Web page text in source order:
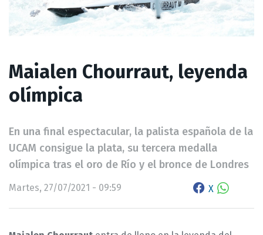
Maialen Chourraut, leyenda
olímpica
En una final espectacular, la palista española de la
UCAM consigue la plata, su tercera medalla
olímpica tras el oro de Río y el bronce de Londres
Martes, 27/07/2021 - 09:59 X